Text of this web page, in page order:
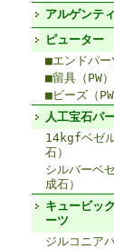
アルゲンテ
ピューター
■エンドパー
■留具（PW）
■ビーズ（PW
人工宝石パ
14kgfベゼ
石）
シルバーベ
成石）
キュービッ
ーツ
ジルコニア